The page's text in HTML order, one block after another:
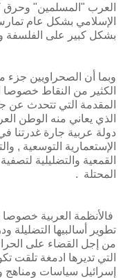
العرب "المسلمين" وحرق
الإسلامي بشكل عام
بشكل كبير على
وبما أن الصحراويين جزء
الكثير من النقاط خصوصا
المقدمة التي تتحدث عن
الذي يعاني منه الوطن
دولة عربية جارة غدرتنا
الإستعمارية التوسعية ,
القمعية والتضليلية
المحتلة .
فالأنظمة العربية
تطوير أسالبيها
من إجل القضاء على
التي تديرها ادمغة تلقت
إسرائيل سياسات ومناهج